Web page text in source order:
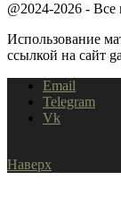
@2024-2026 -
Использование
ссылкой на сайт
Email
Telegram
Vk
Наверх